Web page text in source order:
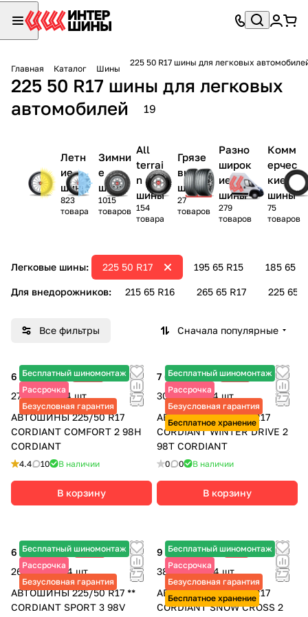
Главная Каталог Шины
225 50 R17 шины для легковых
225 50 R17 шины для легковых
автомобилей
19
Летн
ие
шины
823
товара
Зимни
е
шины
1015
товаров
All
terrai
n
шины
154
товара
Грязе
вые
шины
27
товаров
Разно
широк
ие
шины
279
товаров
Комм
ерчес
кие
шины
75
товаров
Легковые шины: 195 65 R15 185 65
225 50 R17
Для внедорожников: 215 65 R16 265 65 R17 225 65
Все фильтры Сначала популярные
Бесплатный шиномонтаж
Рассрочка
Безусловная гарантия
6 775 ₽9 680 ₽ -30%
27 100 ₽ за 4 шт.
АВТОШИНЫ 225/50 R17
CORDIANT COMFORT 2 98H
CORDIANT
4.4 10 В наличии
В корзину
Бесплатный шиномонтаж
Рассрочка
Безусловная гарантия
Бесплатное хранение
7 685 ₽9 040 ₽ -15%
30 740 ₽ за 4 шт.
АВТОШИНЫ 225/50 R17
CORDIANT WINTER DRIVE 2
98T CORDIANT
0 0 В наличии
В корзину
Бесплатный шиномонтаж
Рассрочка
Безусловная гарантия
6 670 ₽8 890 ₽ -25%
26 680 ₽ за 4 шт.
АВТОШИНЫ 225/50 R17 **
CORDIANT SPORT 3 98V
Бесплатный шиномонтаж
Рассрочка
Безусловная гарантия
Бесплатное хранение
9 570 ₽10 290 ₽ -7%
38 280 ₽ за 4 шт.
АВТОШИНЫ 225/50 R17
CORDIANT SNOW CROSS 2